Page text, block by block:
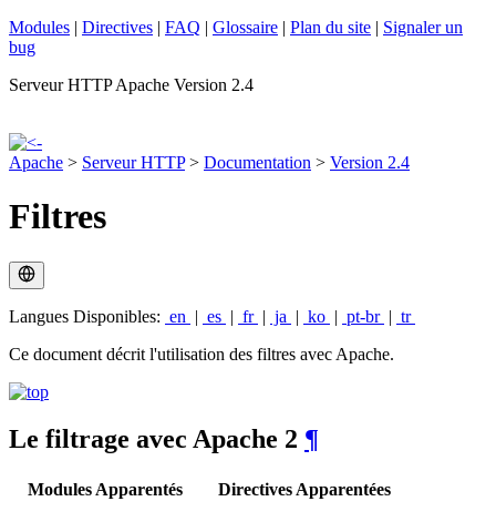
Modules | Directives | FAQ | Glossaire | Plan du site | Signaler un
bug
Serveur HTTP Apache Version 2.4
Apache > Serveur HTTP> Documentation > Version 2.4
Filtres
Langues Disponibles: en | es | fr | ja | ko | pt-br | tr
Ce document décrit l'utilisation des filtres avec Apache.
Le filtrage avec Apache 2 ¶
Modules Apparentés Directives Apparentées